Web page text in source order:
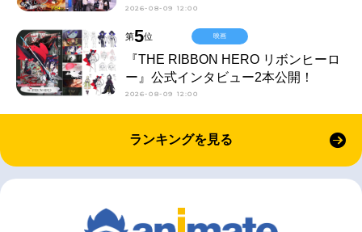
2026-08-09 12:00
第5位
『THE RIBBON HERO リボンヒーロ
ー』公式インタビュー2本公開！
2026-08-09 12:00
映画
ランキングを見る